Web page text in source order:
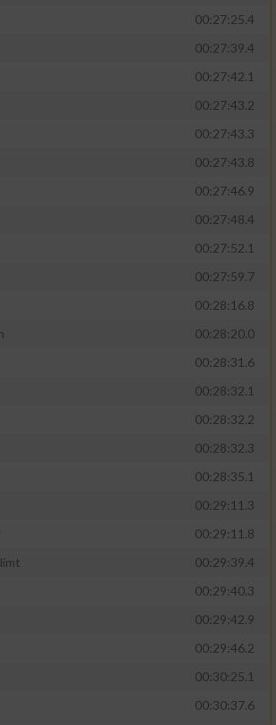
00:27:25.4
00:27:39.4
00:27:42.1
00:27:43.2
00:27:43.3
00:27:43.8
00:27:46.9
00:27:48.4
00:27:52.1
00:27:59.7
00:28:16.8
00:28:20.0
00:28:31.6
00:28:32.1
00:28:32.2
00:28:32.3
00:28:35.1
00:29:11.3
00:29:11.8
00:29:39.4
00:29:40.3
00:29:42.9
00:29:46.2
00:30:25.1
00:30:37.6